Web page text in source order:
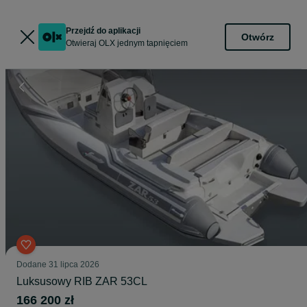
Przejdź do aplikacji
Otwieraj OLX jednym tapnięciem
Otwórz
Dodane 31 lipca 2026
Luksusowy RIB ZAR 53CL
166 200 zł